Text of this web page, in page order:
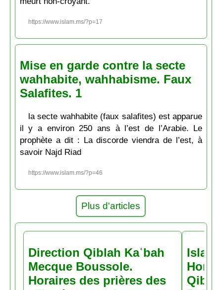
https://www.islam.ms/?p=17
Mise en garde contre la secte
wahhabite, wahhabisme. Faux
Salafites. 1
la secte wahhabite (faux salafites) est apparue
il y a environ 250 ans à l’est de l’Arabie. Le
prophète a dit : La discorde viendra de l’est, à
savoir Najd Riad
https://www.islam.ms/?p=46
Plus d'articles
Direction Qiblah Kaʿbah
Mecque Boussole.
Horaires des prières des